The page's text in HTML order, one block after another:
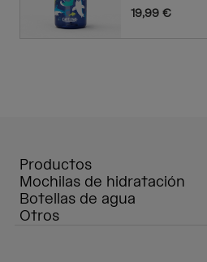
19,99 €
Productos
Mochilas de hidratación
Botellas de agua
Otros